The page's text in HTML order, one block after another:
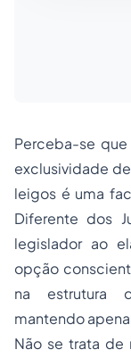
Perceba-se
exclusividade
leigos é uma
Diferente dos
legislador ao
opção
na estrutura
mantendo
Não se trata de